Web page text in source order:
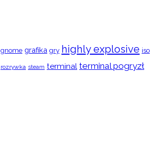
gnome grafika gry highly explosive iso
rozrywka steam terminal terminal pogryzł